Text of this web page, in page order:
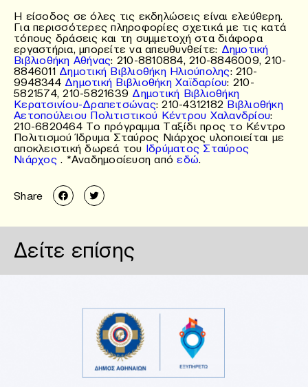
Η είσοδος σε όλες τις εκδηλώσεις είναι ελεύθερη.
Για περισσότερες πληροφορίες σχετικά με τις κατά
τόπους δράσεις και τη συμμετοχή στα διάφορα
εργαστήρια, μπορείτε να απευθυνθείτε: Δημοτική
Βιβλιοθήκη Αθήνας: 210-8810884, 210-8846009, 210-
8846011Δημοτική Βιβλιοθήκη Ηλιούπολης: 210-
9948344 Δημοτική Βιβλιοθήκη Χαϊδαρίου: 210-
5821574, 210-5821639 Δημοτική Βιβλιοθήκη
Κερατσινίου-Δραπετσώνας: 210-4312182Βιβλιοθήκη
Αετοπούλειου Πολιτιστικού Κέντρου Χαλανδρίου:
210-6820464 Το πρόγραμμα Ταξίδι προς το Κέντρο
Πολιτισμού Ίδρυμα Σταύρος Νιάρχος υλοποιείται με
αποκλειστική δωρεά του Ιδρύματος Σταύρος
Νιάρχος. *Αναδημοσίευση απόεδώ.
Share
Δείτε επίσης